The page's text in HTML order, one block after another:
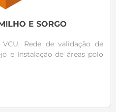
E SORGO
Rede de validação de
e Instalação de áreas polo